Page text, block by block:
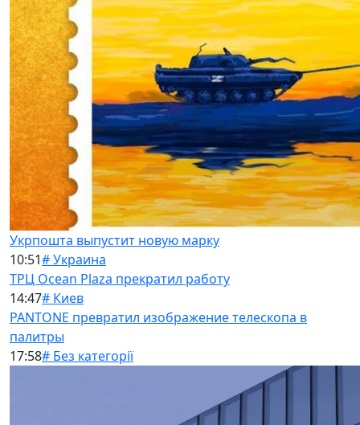
Укрпошта выпустит новую марку
10:51# Украина
ТРЦ Ocean Plaza прекратил работу
14:47# Киев
PANTONE превратил изображение телескопа в
палитры
17:58# Без категорії